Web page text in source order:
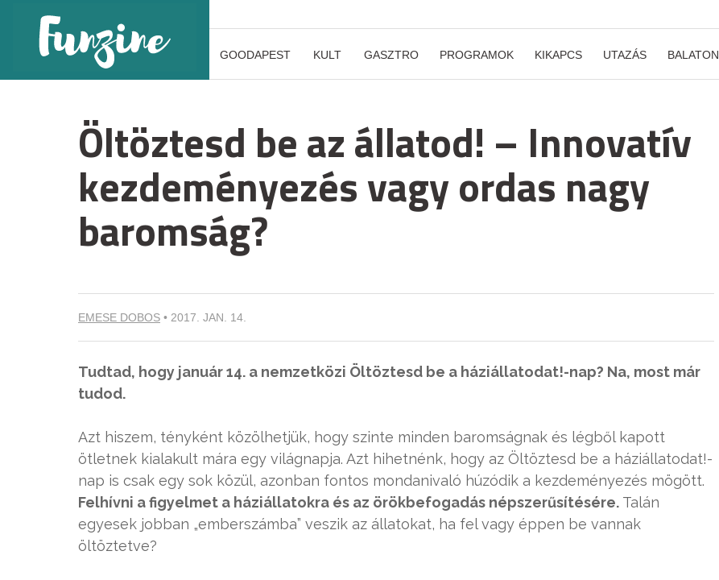
GOODAPEST KULT GASZTRO PROGRAMOK KIKAPCS UTAZÁS BALATON
Öltöztesd be az állatod! – Innovatív
kezdeményezés vagy ordas nagy
baromság?
EMESE DOBOS • 2017. JAN. 14.
Tudtad, hogy január 14. a nemzetközi Öltöztesd be a háziállatodat!-nap? Na, most már
tudod.
Azt hiszem, tényként közölhetjük, hogy szinte minden baromságnak és légből kapott
ötletnek kialakult mára egy világnapja. Azt hihetnénk, hogy az Öltöztesd be a háziállatodat!-
nap is csak egy sok közül, azonban fontos mondanivaló húzódik a kezdeményezés mögött.
Felhívni a figyelmet a háziállatokra és az örökbefogadás népszerűsítésére. Talán
egyesek jobban „emberszámba” veszik az állatokat, ha fel vagy éppen be vannak
öltöztetve?